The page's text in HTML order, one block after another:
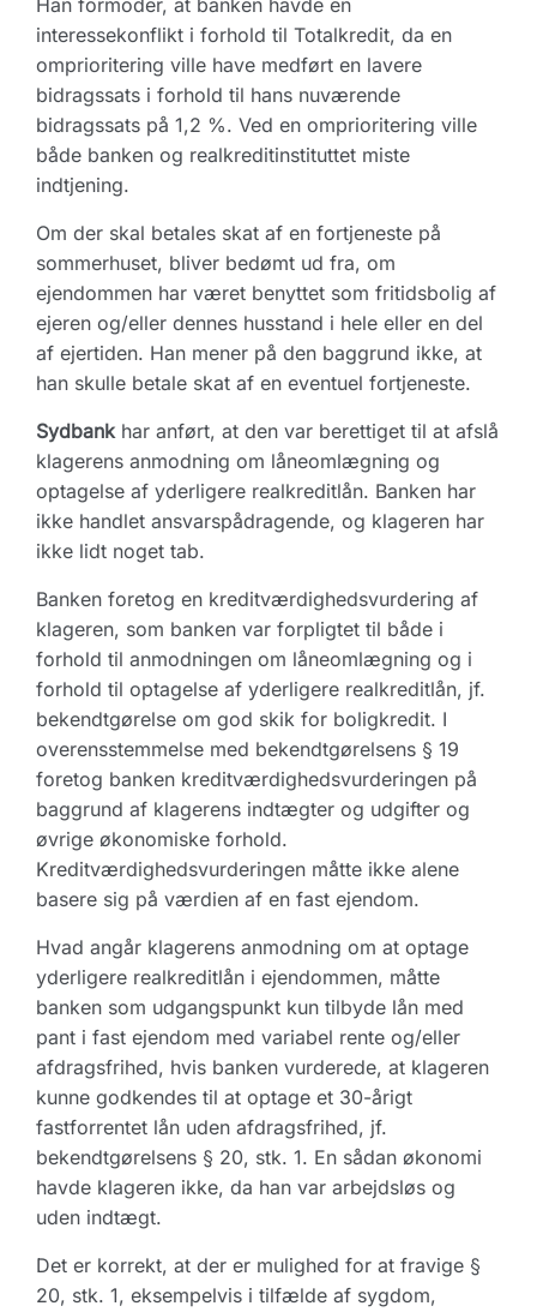
Han formoder, at banken havde en
interessekonflikt i forhold til Totalkredit, da en
omprioritering ville have medført en lavere
bidragssats i forhold til hans nuværende
bidragssats på 1,2 %. Ved en omprioritering ville
både banken og realkreditinstituttet miste
indtjening.
Om der skal betales skat af en fortjeneste på
sommerhuset, bliver bedømt ud fra, om
ejendommen har været benyttet som fritidsbolig af
ejeren og/eller dennes husstand i hele eller en del
af ejertiden. Han mener på den baggrund ikke, at
han skulle betale skat af en eventuel fortjeneste.
Sydbankhar anført, at den var berettiget til at afslå
klagerens anmodning om låneomlægning og
optagelse af yderligere realkreditlån. Banken har
ikke handlet ansvarspådragende, og klageren har
ikke lidt noget tab.
Banken foretog en kreditværdighedsvurdering af
klageren, som banken var forpligtet til både i
forhold til anmodningen om låneomlægning og i
forhold til optagelse af yderligere realkreditlån, jf.
bekendtgørelse om god skik for boligkredit. I
overensstemmelse med bekendtgørelsens § 19
foretog banken kreditværdighedsvurderingen på
baggrund af klagerens indtægter og udgifter og
øvrige økonomiske forhold.
Kreditværdighedsvurderingen måtte ikke alene
basere sig på værdien af en fast ejendom.
Hvad angår klagerens anmodning om at optage
yderligere realkreditlån i ejendommen, måtte
banken som udgangspunkt kun tilbyde lån med
pant i fast ejendom med variabel rente og/eller
afdragsfrihed, hvis banken vurderede, at klageren
kunne godkendes til at optage et 30-årigt
fastforrentet lån uden afdragsfrihed, jf.
bekendtgørelsens § 20, stk. 1. En sådan økonomi
havde klageren ikke, da han var arbejdsløs og
uden indtægt.
Det er korrekt, at der er mulighed for at fravige §
20, stk. 1, eksempelvis i tilfælde af sygdom,